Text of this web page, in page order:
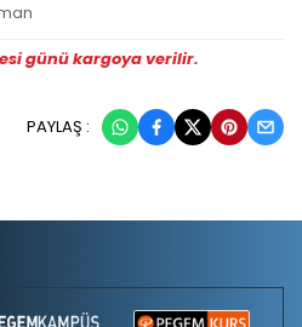
günü kargoya verilir.
PAYLAŞ :